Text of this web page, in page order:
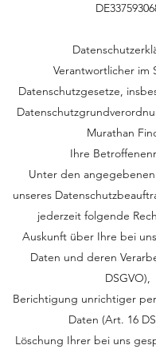
Verantwortlicher im
Datenschutzgesetze,
Murathan
Ihre
Unter den
unseres
jederzeit folgende
Auskunft über Ihre bei
Daten und deren
DSGVO),
Berichtigung unrichtiger
Daten (Art. 16
Löschung Ihrer bei uns